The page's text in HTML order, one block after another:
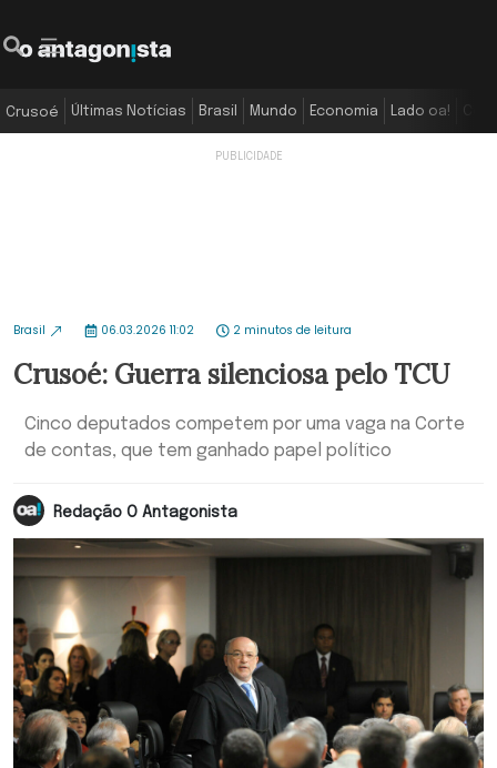
Crusoé Últimas Notícias Brasil Mundo Economia Lado oa!
Brasil 06.03.2026 11:02 2 minutos de leitura
Crusoé: Guerra silenciosa pelo TCU
Cinco deputados competem por uma vaga na Corte
de contas, que tem ganhado papel político
Redação O Antagonista